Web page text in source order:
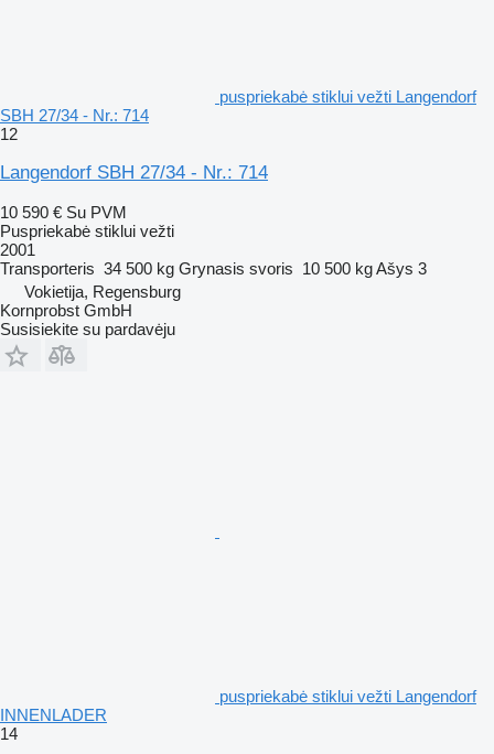
puspriekabė stiklui vežti Langendorf
SBH 27/34 - Nr.: 714
12
Langendorf SBH 27/34 - Nr.: 714
10 590 € Su PVM
Puspriekabė stiklui vežti
2001
Transporteris 34 500 kg Grynasis svoris 10 500 kgAšys 3
Vokietija, Regensburg
Kornprobst GmbH
Susisiekite su pardavėju
puspriekabė stiklui vežti Langendorf
INNENLADER
14